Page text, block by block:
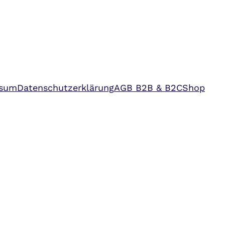
DatenschutzerklärungAGB B2B & B2CShop